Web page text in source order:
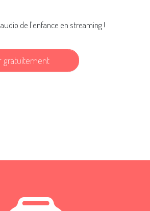
de l'enfance en streaming !
gratuitement